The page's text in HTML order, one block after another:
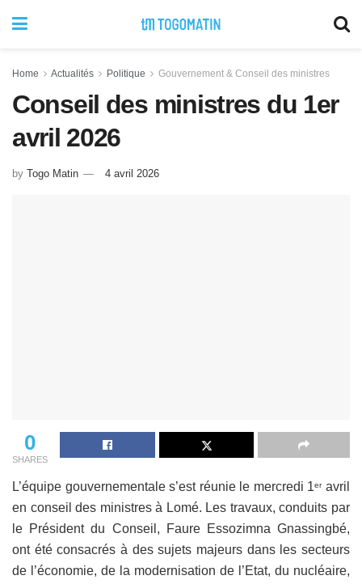
Home Actualités Politique Gouvernement & Conseil des ministres
Conseil des ministres du 1er
avril 2026
by Togo Matin 4 avril 2026
0
SHARES
L’équipe gouvernementale s’est réunie le mercredi 1eravril
en conseil des ministres à Lomé. Les travaux, conduits par
le Président du Conseil, Faure Essozimna Gnassingbé,
ont été consacrés à des sujets majeurs dans les secteurs
de l’économie, de la modernisation de l’Etat, du nucléaire,